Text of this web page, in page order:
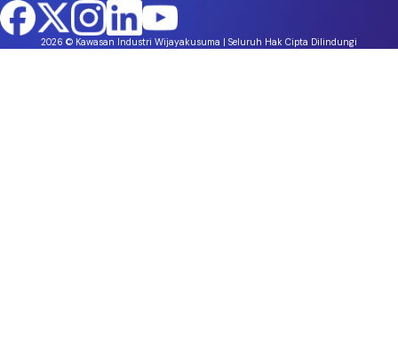
2026 © Kawasan Industri Wijayakusuma | Seluruh Hak Cipta Dilindungi